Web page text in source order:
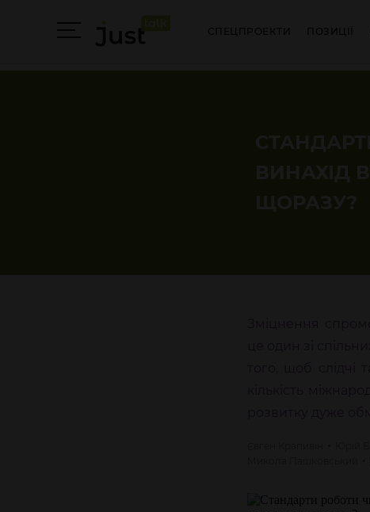
СПЕЦПРОЕКТИ ПОЗИЦІЇ